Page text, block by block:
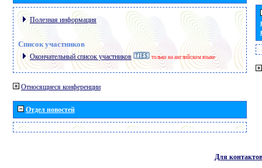
Полезная информация
Список участников
Окончательный список участников только на английском языке
Относящиеся конференции
Отдел новостей
Для контактов